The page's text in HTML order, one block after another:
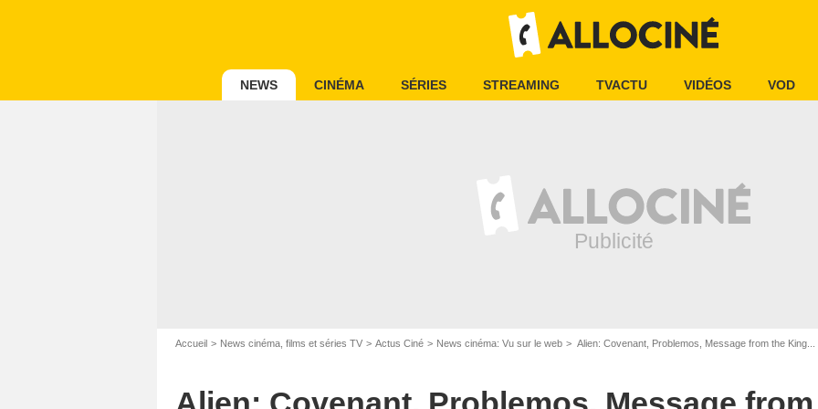
NEWS CINÉMA SÉRIES STREAMING TVACTU VIDÉOS VOD
Accueil News cinéma, films et séries TV Actus Ciné News cinéma: Vu sur le web Alien: Covenant, Problemos, Message from the